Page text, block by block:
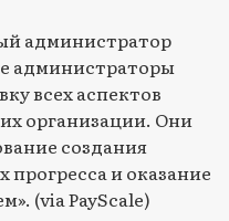
администратор
администраторы
всех аспектов
организации. Они
создания
и оказание
(via PayScale)